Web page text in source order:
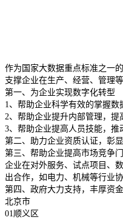
作为国家大数据重点标准之一
支撑企业在生产、经营、管理
第一、为企业实现数字化转型
1、帮助企业科学有效的掌握数
2、帮助企业提升内部管理，提
3、帮助企业提高人员技能，推
第二、助力企业资质认证，彰
第三、帮助企业提高市场竞争
企业在对外服务、试点项目、
出合作，如电力、机械等行业
第四、政府大力支持，丰厚资
北京市
01顺义区